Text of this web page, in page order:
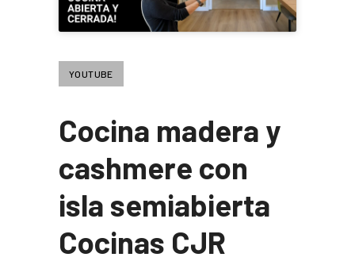
YOUTUBE
Cocina madera y
cashmere con
isla semiabierta
Cocinas CJR